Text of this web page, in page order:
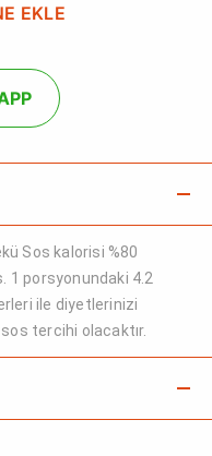
EKLE
Sos kalorisi %80
1 porsyonundaki 4.2
ile diyetlerinizi
tercihi olacaktır.